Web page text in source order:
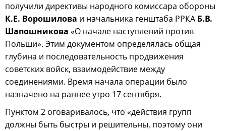
получили директивы народного комиссара обороны
К.Е. Ворошилова и начальника генштаба РРКА Б.В.
Шапошникова «О начале наступлений против
Польши». Этим документом определялась общая
глубина и последовательность продвижения
советских войск, взаимодействие между
соединениями. Время начала операции было
назначено на раннее утро 17 сентября.
Пунктом 2 оговаривалось, что «действия групп
должны быть быстры и решительны, поэтому они